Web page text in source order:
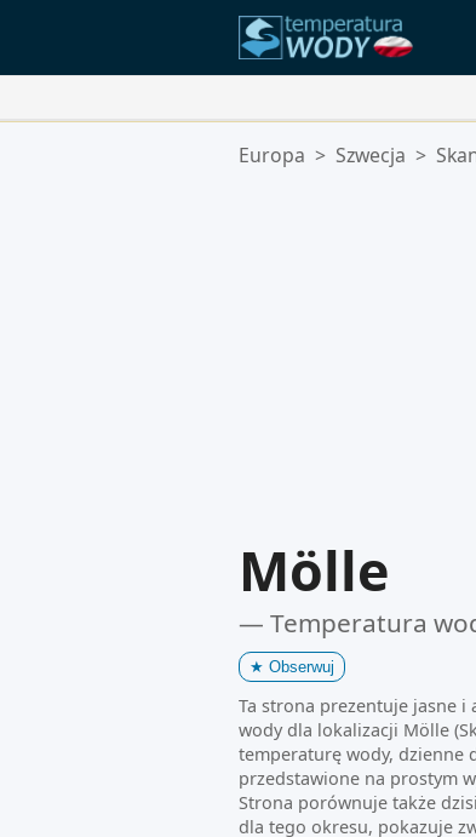
Twoje Ulubione
Europa > Szwecja >
Mölle
— Temperatura
★ Obserwuj
Ta strona prezentuje jasne
wody dla lokalizacji Mölle
temperaturę wody, dzienne
przedstawione na prostym
Strona porównuje także
dla tego okresu, pokazuje